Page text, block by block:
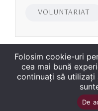
VOLUNTARIAT
2026
Folosim cookie-uri
cea mai bună
continuați să utilizați
De